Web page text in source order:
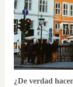
¿De verdad